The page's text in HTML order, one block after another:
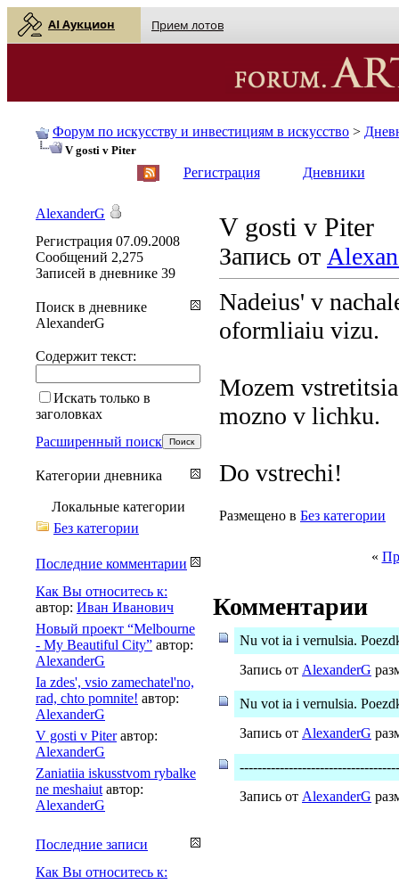
AI Аукцион Прием лотов
Форум по искусству и инвестициям в искусство >
V gosti v Piter
Регистрация Дневники
V gosti v Piter
Запись от
Nadeius' v
oformliaiu vizu.
Mozem
mozno v lichku.
Do vstrechi!
Размещено в Без категории
«
Комментарии
Nu vot ia i vernulsia.
Запись от AlexanderG
Nu vot ia i vernulsia.
Запись от AlexanderG
Запись от AlexanderG
AlexanderG
Регистрация 07.09.2008
Сообщений 2,275
Записей в дневнике 39
Поиск в дневнике
AlexanderG
Содержит текст:
Искать только в
заголовках
Расширенный поиск
Категории дневника
Локальные категории
Без категории
Последние комментарии
Как Вы относитесь к:
автор: Иван Иванович
Новый проект “Melbourne
- My Beautiful City” автор:
AlexanderG
Ia zdes', vsio zamechatel'no,
rad, chto pomnite! автор:
AlexanderG
V gosti v Piter автор:
AlexanderG
Zaniatiia iskusstvom rybalke
ne meshaiut автор:
AlexanderG
Последние записи
Как Вы относитесь к: